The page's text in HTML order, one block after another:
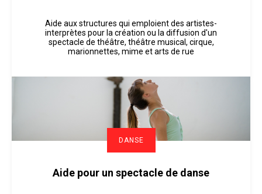
Aide aux structures qui emploient des artistes-
interprètes pour la création ou la diffusion d'un
spectacle de théâtre, théâtre musical, cirque,
marionnettes, mime et arts de rue
DANSE
Aide pour un spectacle de danse